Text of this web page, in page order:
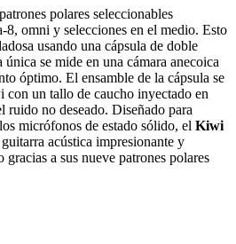
polares seleccionables
omni y selecciones en el medio. Esto
usando una cápsula de doble
se mide en una cámara anecoica
óptimo. El ensamble de la cápsula se
un tallo de caucho inyectado en
ruido no deseado. Diseñado para
micrófonos de estado sólido, el Kiwi
acústica impresionante y
a sus nueve patrones polares